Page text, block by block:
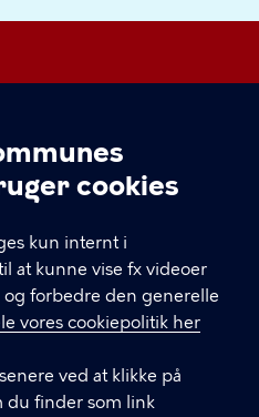
cookies
kun internt i
at kunne vise fx videoer
forbedre den generelle
vores cookiepolitik her
ved at klikke på
du finder som link
Valby